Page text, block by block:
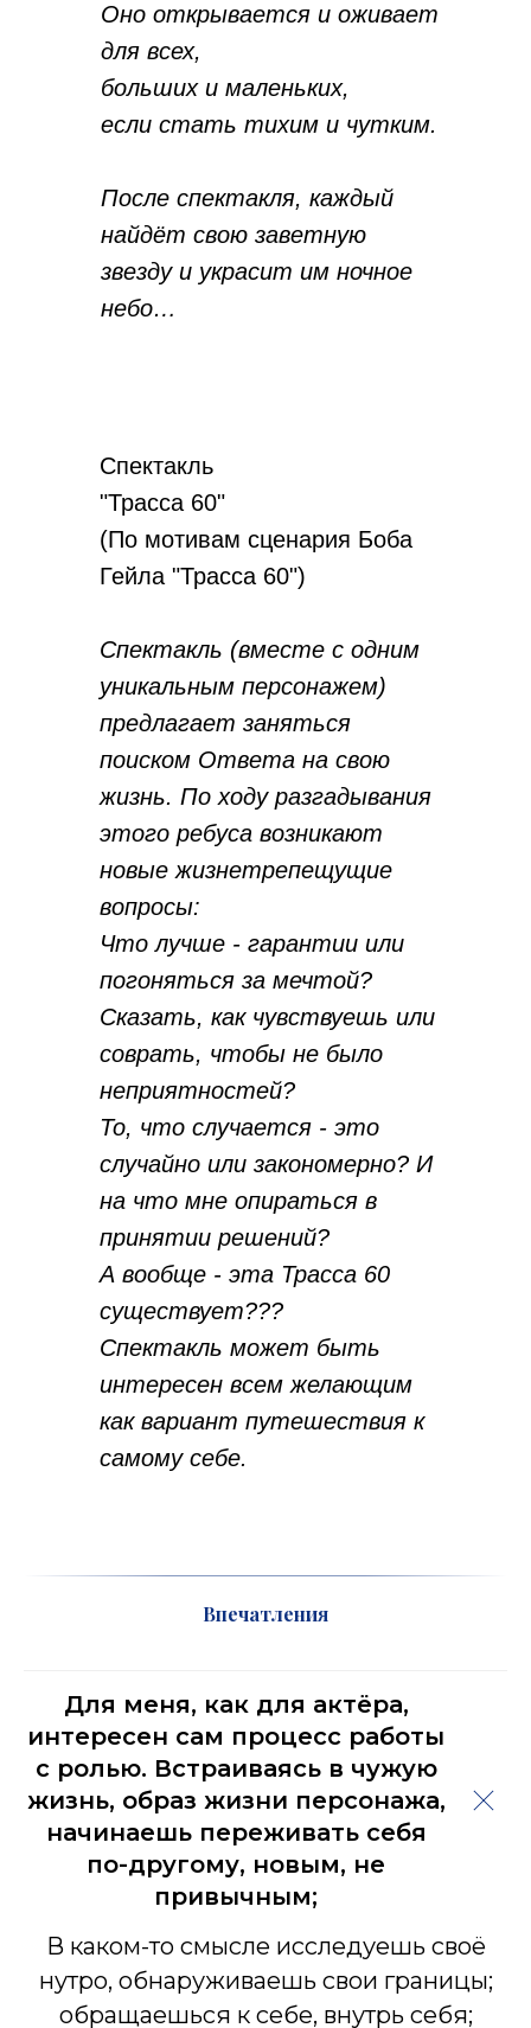
Оно открывается и оживает
для всех,
больших и маленьких,
если стать тихим и чутким.
После спектакля, каждый
найдёт свою заветную
звезду и украсит им ночное
небо…
Спектакль
"Трасса 60"
(По мотивам сценария Боба
Гейла "Трасса 60")
Спектакль (вместе с одним
уникальным персонажем)
предлагает заняться
поиском Ответа на свою
жизнь. По ходу разгадывания
этого ребуса возникают
новые жизнетрепещущие
вопросы:
Что лучше - гарантии или
погоняться за мечтой?
Сказать, как чувствуешь или
соврать, чтобы не было
неприятностей?
То, что случается - это
случайно или закономерно? И
на что мне опираться в
принятии решений?
А вообще - эта Трасса 60
существует???
Спектакль может быть
интересен всем желающим
как вариант путешествия к
самому себе.
Впечатления
Для меня, как для актёра,
интересен сам процесс работы
с ролью. Встраиваясь в чужую
жизнь, образ жизни персонажа,
начинаешь переживать себя
по-другому, новым, не
привычным;
В каком-то смысле исследуешь своё
нутро, обнаруживаешь свои границы;
обращаешься к себе, внутрь себя;